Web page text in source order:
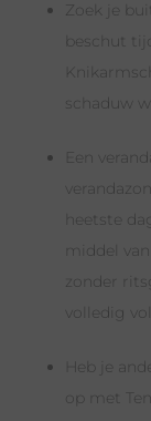
Zoek je
beschut
schaduw
Een
heetste
middel
zonder
volledig
Heb je
op met